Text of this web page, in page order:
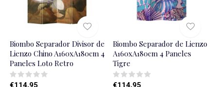
Biombo Separador Divisor de
Lienzo Chino A160xA180cm 4
Paneles Loto Retro
€114,95
Biombo Separador de Lienzo
A160xA180cm 4 Paneles
Tigre
€114,95